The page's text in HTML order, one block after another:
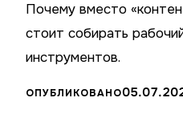
Почему вместо
стоит собирать
инструментов.
ОПУБЛИКОВАНО